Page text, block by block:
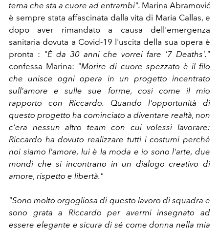
tema che sta a cuore ad entrambi". Marina Abramović
è sempre stata affascinata dalla vita di Maria Callas, e
dopo aver rimandato a causa dell'emergenza
sanitaria dovuta a Covid-19 l'uscita della sua opera è
pronta : "È da 30 anni che vorrei fare '7 Deaths'."
confessa Marina: "Morire di cuore spezzato è il filo
che unisce ogni opera in un progetto incentrato
sull'amore e sulle sue forme, così come il mio
rapporto con Riccardo. Quando l'opportunità di
questo progetto ha cominciato a diventare realtà, non
c'era nessun altro team con cui volessi lavorare:
Riccardo ha dovuto realizzare tutti i costumi perché
noi siamo l'amore, lui è la moda e io sono l'arte, due
mondi che si incontrano in un dialogo creativo di
amore, rispetto e libertà."
"Sono molto orgogliosa di questo lavoro di squadra e
sono grata a Riccardo per avermi insegnato ad
essere elegante e sicura di sé come donna nella mia